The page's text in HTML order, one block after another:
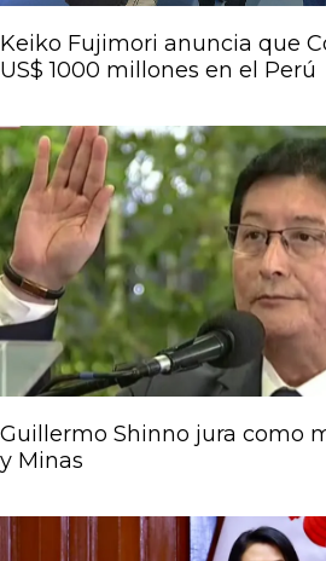
Keiko Fujimori anuncia que
US$ 1000 millones en el Perú
Guillermo Shinno jura como
y Minas